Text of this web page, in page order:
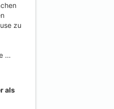
zu
…
als